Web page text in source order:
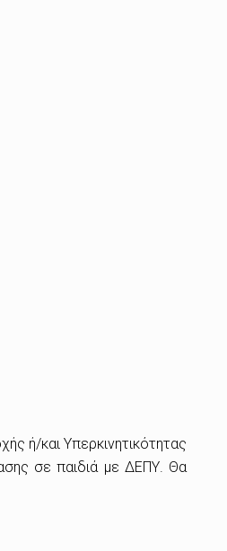
ή/και Υπερκινητικότητας
σε παιδιά με ΔΕΠΥ. Θα